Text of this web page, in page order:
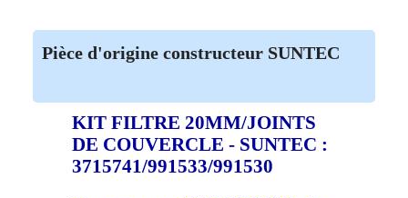
Pièce d'origine constructeur SUNTEC
KIT FILTRE 20MM/JOINTS
DE COUVERCLE - SUNTEC :
3715741/991533/991530